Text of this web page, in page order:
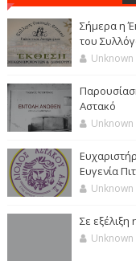
Σήμερα η
του
Unknown
Αστακό
Unknown
Ευγενία
Unknown
Σε εξέλιξη
Unknown